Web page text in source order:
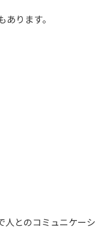
ります。
人とのコミュニケーシ